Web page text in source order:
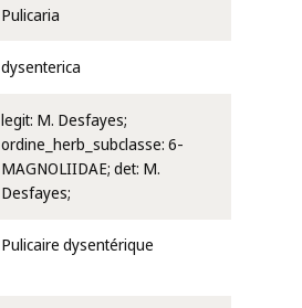
Pulicaria
dysenterica
legit: M. Desfayes;
ordine_herb_subclasse: 6-
MAGNOLIIDAE; det: M.
Desfayes;
Pulicaire dysentérique